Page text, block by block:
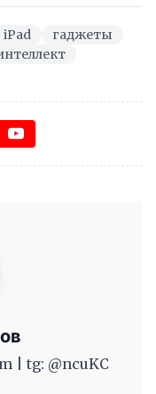
iPad
гаджеты
| tg: @ncuKC